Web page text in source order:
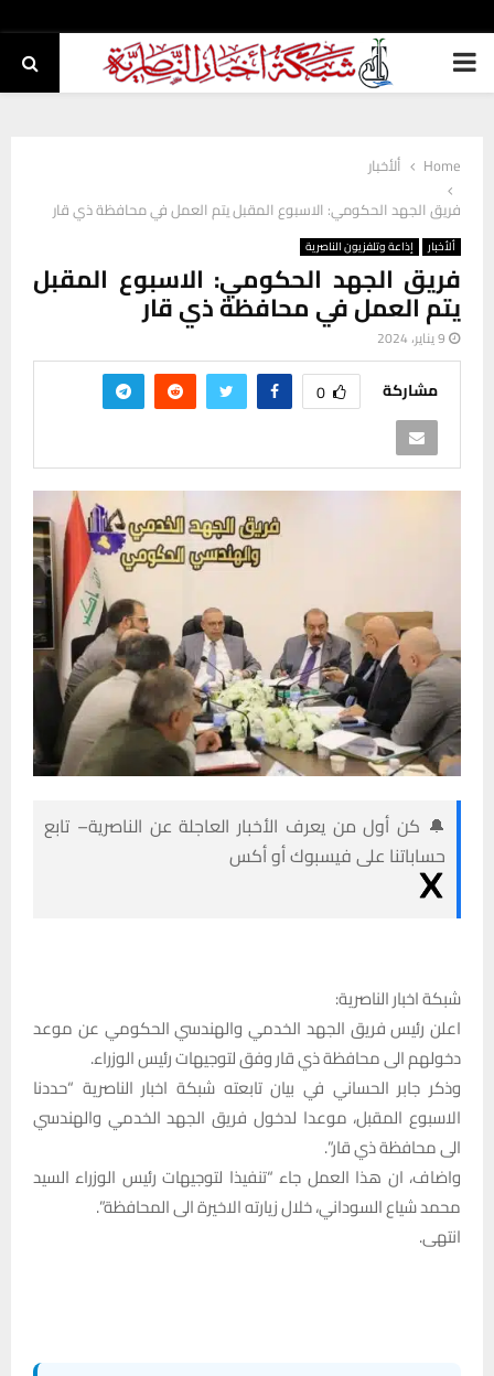
PRIMARY
Home
ألأخبار
فريق الجهد الحكومي: الاسبوع المقبل يتم العمل في محافظة ذي قار
ألأخبار إذاعة وتلفزيون الناصرية
فريق الجهد الحكومي: الاسبوع المقبل
يتم العمل في محافظة ذي قار
9 يناير، 2024
مشاركة 0
🔔 كن أول من يعرف الأخبار العاجلة عن الناصرية– تابع
حساباتنا على فيسبوك أو أكس
شبكة اخبار الناصرية:
اعلن رئيس فريق الجهد الخدمي والهندسي الحكومي عن موعد
دخولهم الى محافظة ذي قار وفق لتوجيهات رئيس الوزراء.
وذكر جابر الحساني في بيان تابعته شبكة اخبار الناصرية “حددنا
الاسبوع المقبل، موعدا لدخول فريق الجهد الخدمي والهندسي
الى محافظة ذي قار”.
واضاف، ان هذا العمل جاء “تنفيذا لتوجيهات رئيس الوزراء السيد
محمد شياع السوداني، خلال زيارته الاخيرة الى المحافظة”.
انتهى.